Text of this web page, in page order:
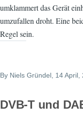
umklammert das Gerät
umzufallen droht. Eine
Regel sein.
By Niels Gründel , 14
DVB-T und